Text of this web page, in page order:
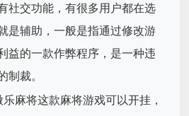
社交功能，有很多用户都在选
是辅助，一般是指通过修改游
益的一款作弊程序，是一种违
制裁。
麻将这款麻将游戏可以开挂，